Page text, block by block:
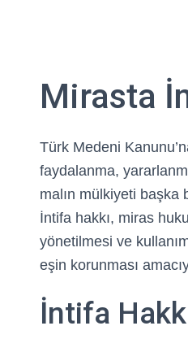
Mirasta
Türk Medeni
faydalanma,
malın mülkiyeti başka
İntifa hakkı, miras
yönetilmesi ve
eşin korunması
İntifa